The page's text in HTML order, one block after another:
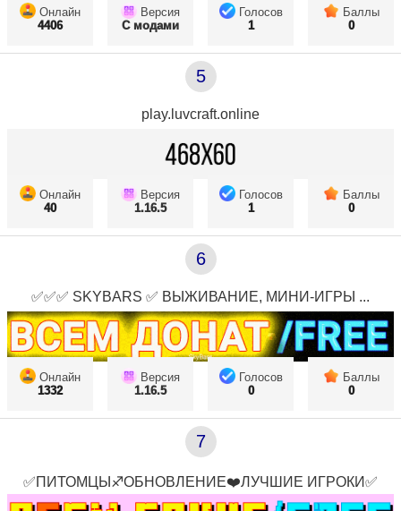
Онлайн
4406
Версия
С модами
Голосов
1
Баллы
0
5
play.luvcraft.online
Онлайн
40
Версия
1.16.5
Голосов
1
Баллы
0
6
✅✅✅ SKYBARS ✅ ВЫЖИВАНИЕ, МИНИ-ИГРЫ ...
Онлайн
1332
Версия
1.16.5
Голосов
0
Баллы
0
7
✅ПИТОМЦЫ♐ОБНОВЛЕНИЕ❤️ЛУЧШИЕ ИГРОКИ✅